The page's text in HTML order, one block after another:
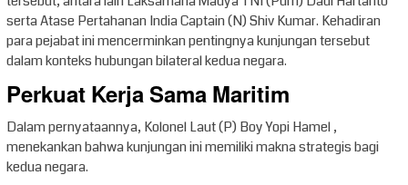
serta Atase Pertahanan India Captain (N) Shiv Kumar. Kehadiran
para pejabat ini mencerminkan pentingnya kunjungan tersebut
dalam konteks hubungan bilateral kedua negara.
Perkuat Kerja Sama Maritim
Dalam pernyataannya, Kolonel Laut (P) Boy Yopi Hamel ,
menekankan bahwa kunjungan ini memiliki makna strategis bagi
kedua negara.